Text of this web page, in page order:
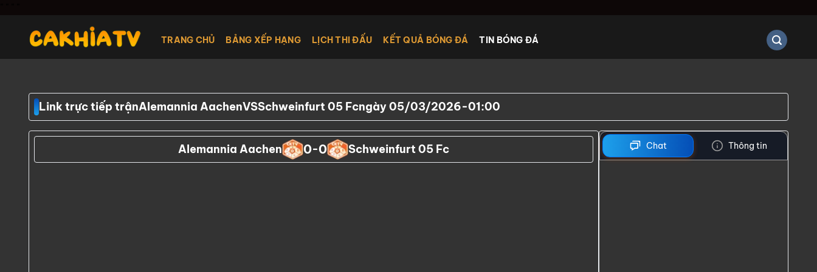
nội
TRANG CHỦ BẢNG XẾP HẠNG LỊCH THI ĐẤU KẾT QUẢ BÓNG ĐÁ TIN BÓNG ĐÁ
Link trực tiếp trậnAlemannia AachenVSSchweinfurt 05 Fcngày 05/03/2026-01:00
Alemannia Aachen 0-0 Schweinfurt 05 Fc Chat Thông tin